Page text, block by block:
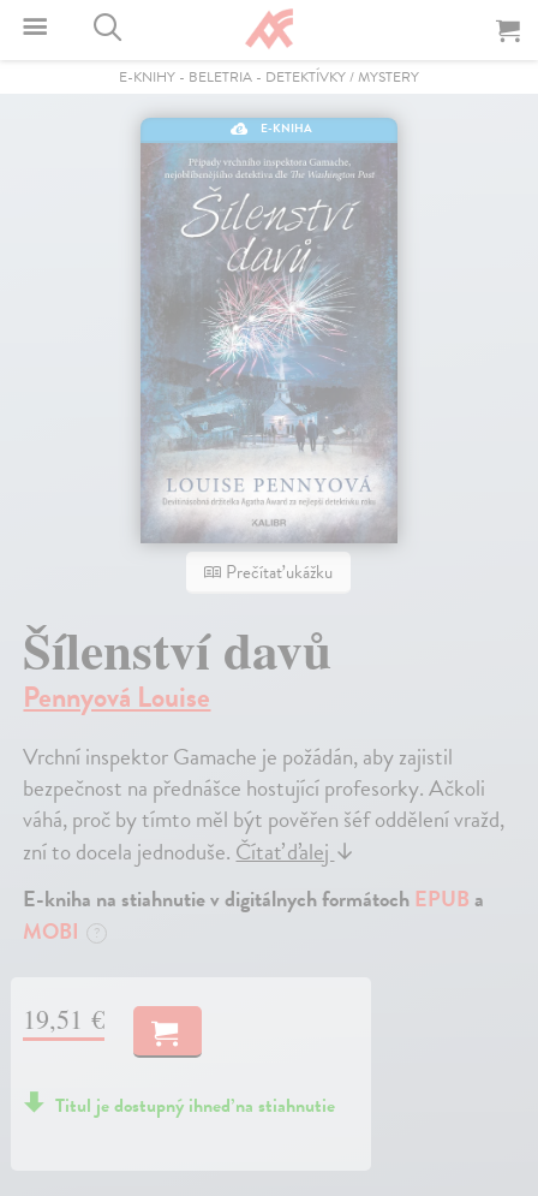
E-KNIHY - BELETRIA - DETEKTÍVKY / MYSTERY
E-KNIHA
Prečítať ukážku
Šílenství davů
Pennyová Louise
Vrchní inspektor Gamache je požádán, aby zajistil
bezpečnost na přednášce hostující profesorky. Ačkoli
váhá, proč by tímto měl být pověřen šéf oddělení vražd,
zní to docela jednoduše.Čítať ďalej↓
E-kniha na stiahnutie v digitálnych formátoch EPUBa
MOBI
?
19,51 €
Titul je dostupný ihneď na stiahnutie